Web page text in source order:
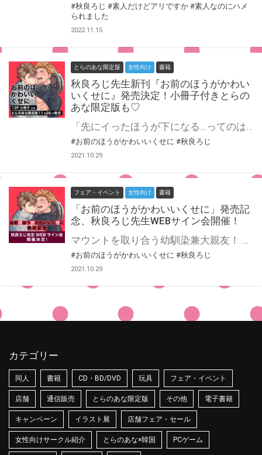
#秋良ろじ #素人だけどアリですか #素人なのにハメ
られました
2022.11.15
とらのあな限定版 女性向け 書籍
秋良ろじ先生新刊『お前のほうがかわい
いくせに』発売決定！小冊子付きとらの
あな限定版も♡
「先にイったほうが下になる…ってのはどうだ？」 節約のためにルームシェアをしている征二（せいじ）と一輝（かずき）は、幼稚園からの幼なじみで大親友――だったはずが、一輝の「風俗で脱童貞する」宣言から大きく関係が変わってしまう。 征二が「ヤリたいなら俺が手伝う」と言い出し、なぜかコイビト同士になってしまったのだ！？ 征二も初体験がまだなことを知っていた一輝は、先を越されたくないのだと思いそれに付き合うことに。 いざ初エッチのとき、征二よりはまだ恋愛経験がある一輝は征二をリードしようとするが、征二はタチを譲らなくて…！ むっつり溺愛×激ニブおばか、職人男子のセックス・ポジション争い！！？ 秋良ろじ先生新刊『お前のほうがかわいいくせに』コミックス発売決定！ とらのあなでは刊行を記念して描き下ろし入り12P小冊子付きとらのあな限定版を発売致します♡ 描き下ろし漫画はたっぷり8P収録予定♪各店・通販にて予約開始！ とらのあな限定版は数量限定生産となりますので、お早めにご予約下さい！
#お前のほうがかわいいくせに #秋良ろじ
2021.10.29
フェア・イベント 女性向け 書籍
「お前のほうがかわいいくせに」発売記
念、秋良ろじ先生WEBサイン会開催！
マウントを取り合う幼馴染兼大親友！ むっつり溺愛×激ニブおばか、職人男子のセックス・ポジション争い！！？ 秋良ろじ先生最新コミックス『お前のほうがかわいいくせに』が11月26に発売！ とらのあなではコミックスの発売を記念して、秋良ろじ先生のWEBサイン会の開催が決定致しました！ この貴重な機会、皆様ぜひ奮ってご応募くださいませ☆ 『お前のほうがかわいいくせに 12P小冊子付きとらのあな限定版』も好評ご予約受付中♡ とらのあな限定版の詳細はこちら！
#お前のほうがかわいいくせに #秋良ろじ
2021.10.29
カテゴリー
同人 書籍 CD・BD/DVD 玩具 フェア・イベント
店舗 通信販売 とらのあな限定版 その他 電子書籍
キャンペーン イラスト展 店舗フェア・セール
女性向けサークル紹介 とらのあな×韓国 PCゲーム